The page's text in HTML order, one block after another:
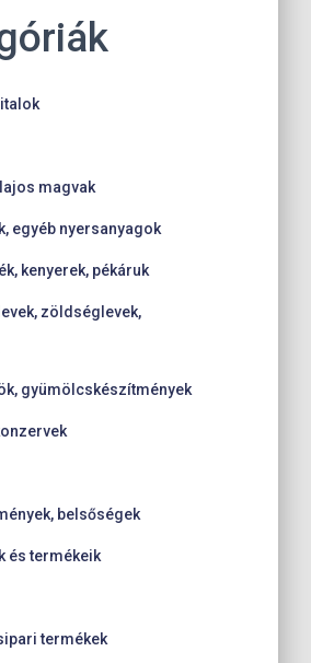
magvak
egyéb nyersanyagok
kenyerek, pékáruk
zöldséglevek,
gyümölcskészítmények
belsőségek
és termékeik
termékek